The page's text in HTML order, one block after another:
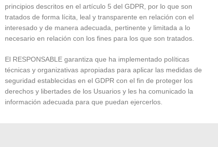
principios descritos en el artículo 5 del GDPR, por lo que son
tratados de forma lícita, leal y transparente en relación con el
interesado y de manera adecuada, pertinente y limitada a lo
necesario en relación con los fines para los que son tratados.
El RESPONSABLE garantiza que ha implementado políticas
técnicas y organizativas apropiadas para aplicar las medidas de
seguridad establecidas en el GDPR con el fin de proteger los
derechos y libertades de los Usuarios y les ha comunicado la
información adecuada para que puedan ejercerlos.